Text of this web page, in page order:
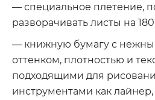
— специальное плетение,
разворачивать листы на
— книжную бумагу с
оттенком, плотностью и
подходящими для
инструментами как